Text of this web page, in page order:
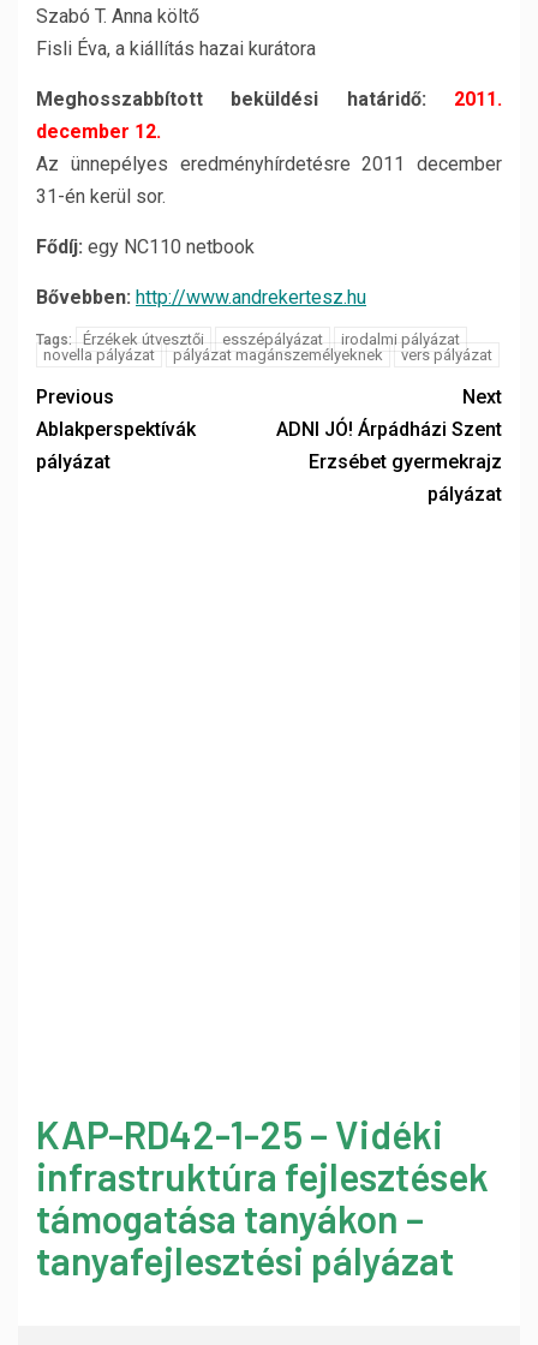
Szabó T. Anna költő
Fisli Éva, a kiállítás hazai kurátora
Meghosszabbított beküldési határidő: 2011.
december 12.
Az ünnepélyes eredményhírdetésre 2011 december
31-én kerül sor.
Fődíj: egy NC110 netbook
Bővebben: http://www.andrekertesz.hu
Tags: Érzékek útvesztői esszépályázat
irodalmi pályázat
novella pályázat
pályázat magánszemélyeknek vers pályázat
Previous
Ablakperspektívák
pályázat
Next
ADNI JÓ! Árpádházi Szent
Erzsébet gyermekrajz
pályázat
KAP-RD42-1-25 – Vidéki
infrastruktúra fejlesztések
támogatása tanyákon –
tanyafejlesztési pályázat